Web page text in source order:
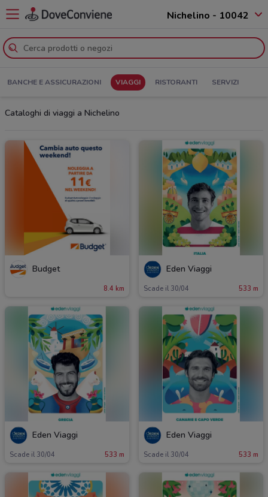
Nichelino - 10042
BANCHE E ASSICURAZIONI VIAGGI RISTORANTI SERVIZI
Cataloghi di viaggi a Nichelino
Budget
8.4 km
Eden Viaggi
Scade il 30/04 533 m
Eden Viaggi
Scade il 30/04 533 m
Eden Viaggi
Scade il 30/04 533 m